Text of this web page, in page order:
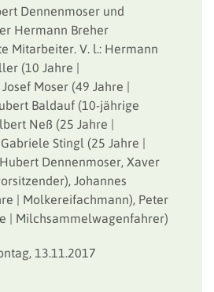
Dennenmoser und
Hermann Breher
Mitarbeiter. V. l.: Hermann
(10 Jahre |
Moser (49 Jahre |
Baldauf (10-jährige
Neß (25 Jahre |
Stingl (25 Jahre |
Dennenmoser, Xaver
Johannes
| Molkereifachmann), Peter
| Milchsammelwagenfahrer)
13.11.2017